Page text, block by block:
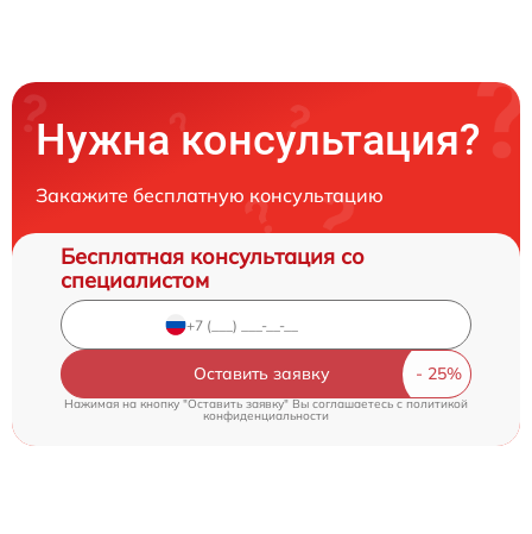
Нужна консультация?
Закажите бесплатную консультацию
Бесплатная консультация со
специалистом
Оставить заявку
Нажимая на кнопку "Оставить заявку" Вы соглашаетесь c политикой
конфиденциальности